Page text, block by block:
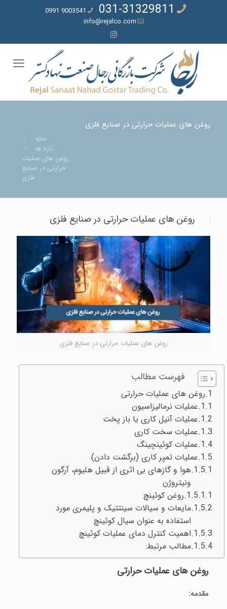
031-31329811
9003541 0991
info@rejalco.com
روغن های عملیات حرارتی در صنایع فلزی
خانه
تازه ها
روغن های عملیات
حرارتی در صنایع
فلزی
روغن های عملیات حرارتی در صنایع فلزی
روغن های عملیات حرارتی در صنایع فلزی
فهرست مطالب
روغن های عملیات حرارتی
عملیات نرمالیزاسیون
عملیات آنیل کاری یا باز پخت
عملیات سخت کاری
عملیات کوئینچینگ
عملیات تمپر کاری (برگشت دادن)
هوا و گازهای بی اثری از قبیل هلیوم، آرگون
ونیتروژن
روغن کوئینچ
مایعات و سیالات سینتتیک و پلیمری مورد
استفاده به عنوان سیال کوئینچ
اهمیت کنترل دمای عملیات کوئینچ
مطالب مرتبط:
روغن های عملیات حرارتی
مقدمه: